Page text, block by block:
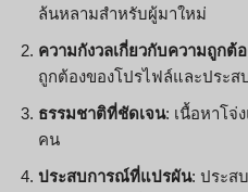
ล้นหลามสำหรับผู้มาใหม่
ความกังวลเกี่ยวกับความถูกต้
ถูกต้องของโปรไฟล์และประส
ธรรมชาติที่ชัดเจน: เนื้อหาโจ่
คน
ประสบการณ์ที่แปรผัน: ประส